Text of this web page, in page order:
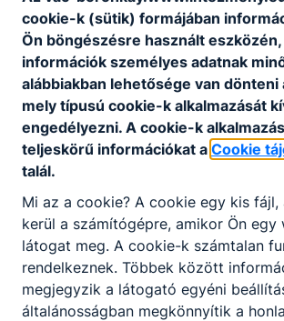
DÖK 2021-2022
DÖK 2020-2021
DÖK 2019-2020
DÖK 2018-2019
DÖK 2014-2015
DÖK 2013-2014
cookie-k (sütik) formájában
Ön böngészésre használt
információk személyes adatnak
alábbiakban lehetősége van dönteni
mely típusú cookie-k alkalmazását
engedélyezni. A cookie-k
teljeskörű információkat a Cookie
talál.
Mi az a cookie? A cookie egy kis fájl,
kerül a számítógépre, amikor Ön egy
látogat meg. A cookie-k számtalan
rendelkeznek. Többek között
megjegyzik a látogató egyéni
általánosságban megkönnyítik a